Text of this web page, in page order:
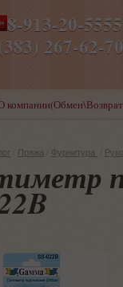
8-913-20-
267-
ПТ 8-17,СБ-ВС 9-
Пряжа Фурнитура